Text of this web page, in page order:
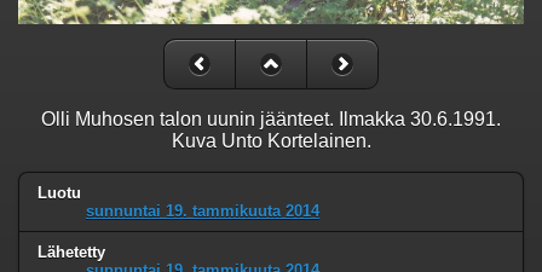
Olli Muhosen talon uunin jäänteet. Ilmakka 30.6.1991.
Kuva Unto Kortelainen.
Luotu
sunnuntai 19. tammikuuta 2014
Lähetetty